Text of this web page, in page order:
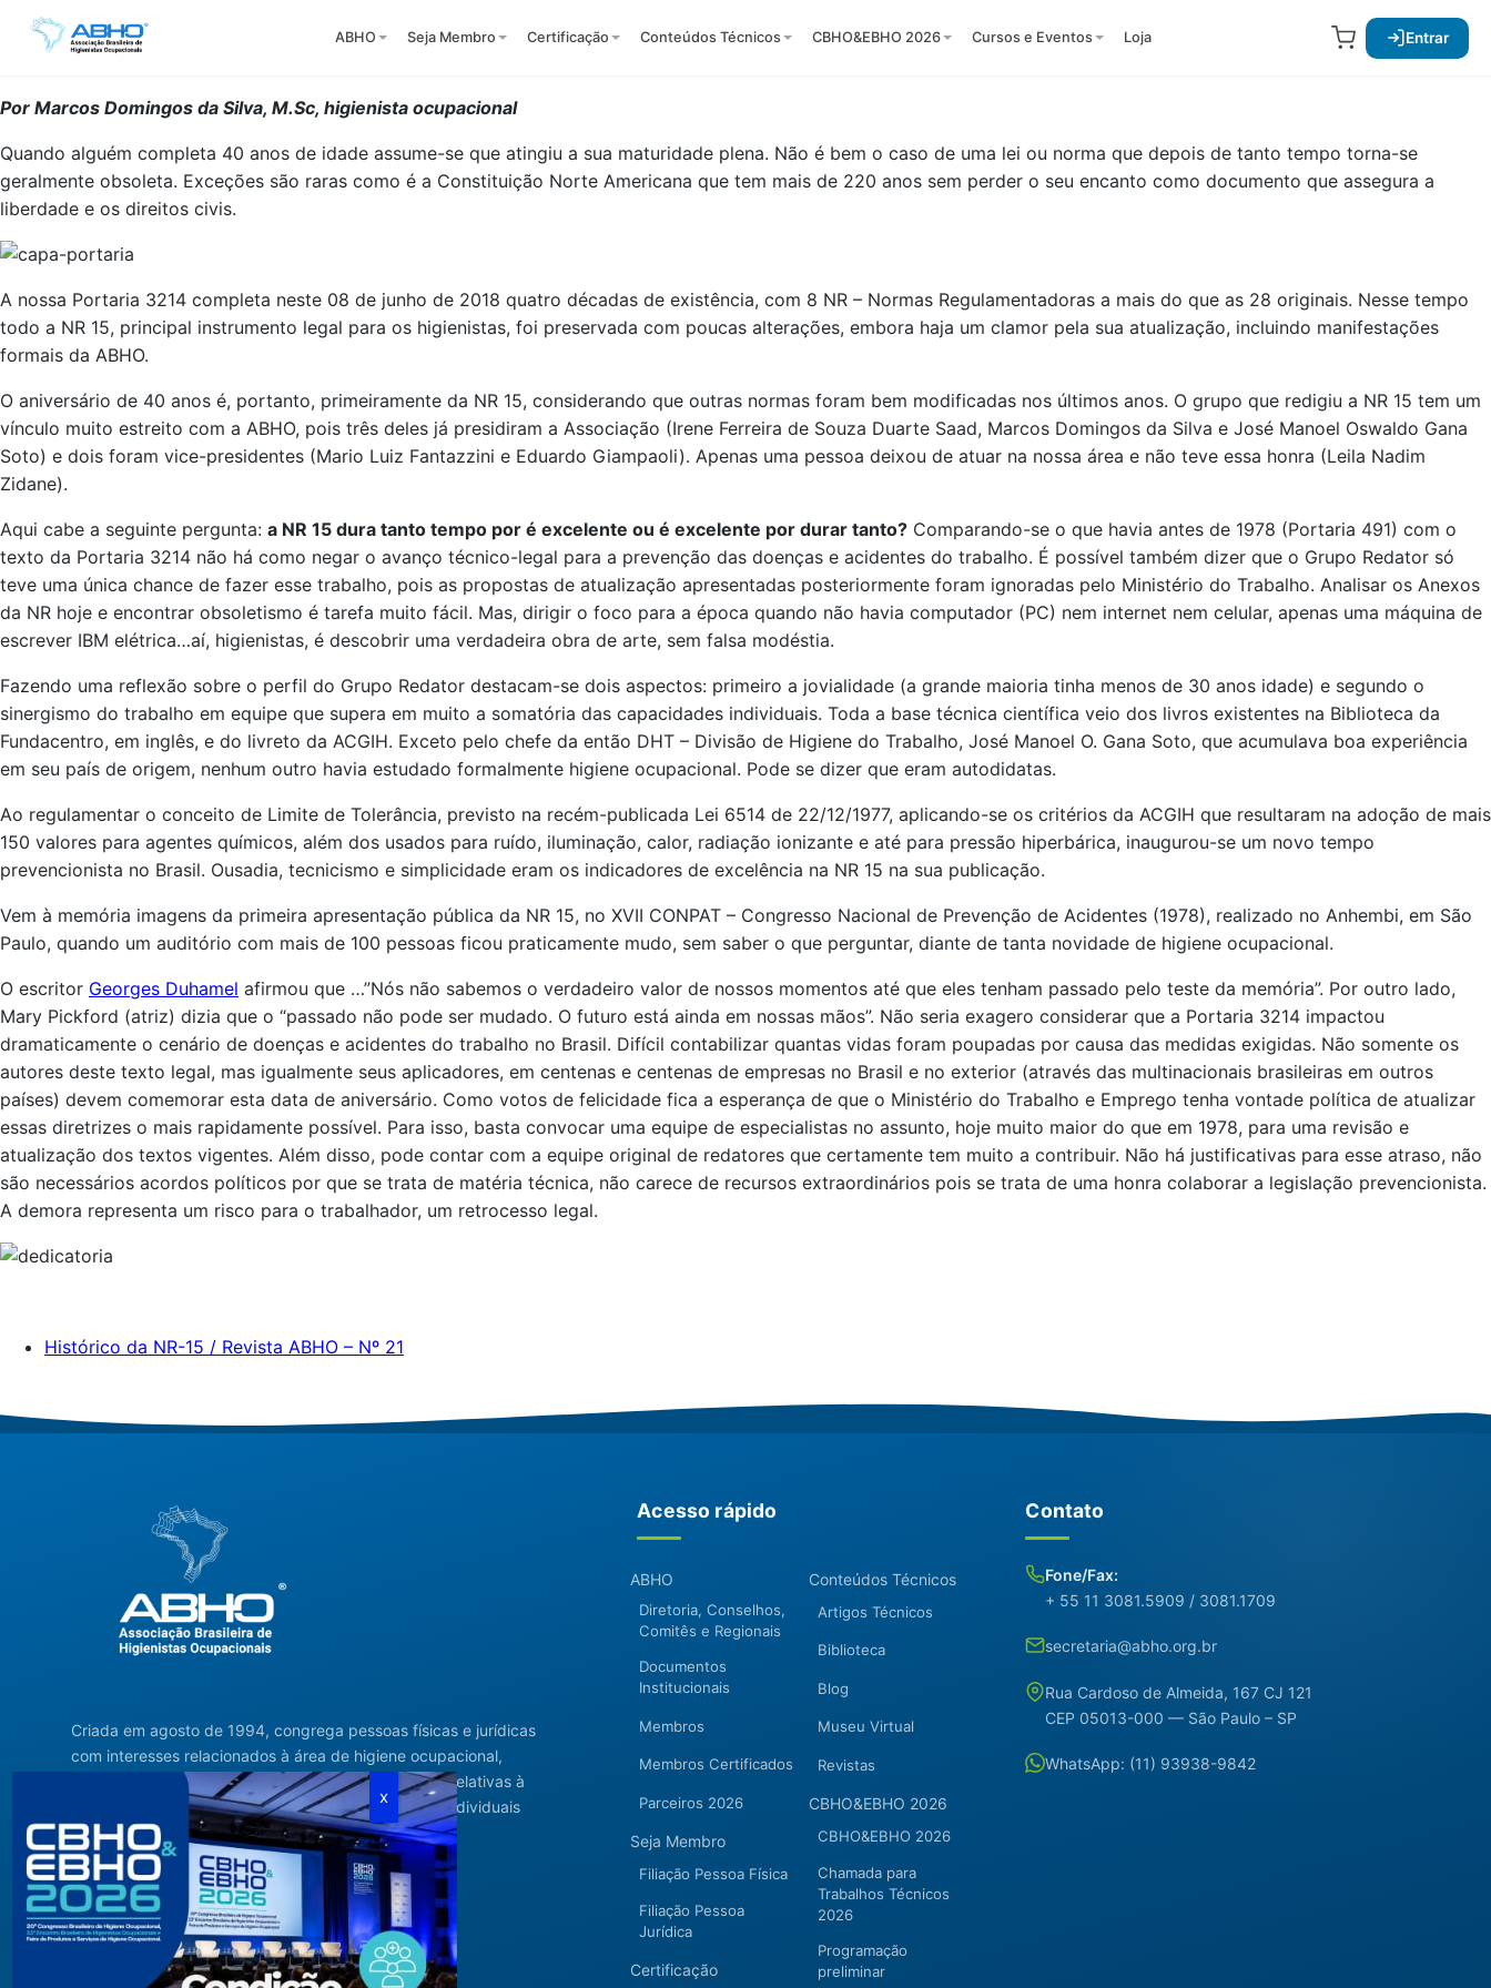
ABHO Seja Membro Certificação Conteúdos Técnicos CBHO&EBHO 2026 Cursos e Eventos Loja Entrar
Por Marcos Domingos da Silva, M.Sc, higienista ocupacional
Quando alguém completa 40 anos de idade assume-se que atingiu a sua maturidade plena. Não é bem o caso de uma lei ou norma que depois de tanto tempo torna-se
geralmente obsoleta. Exceções são raras como é a Constituição Norte Americana que tem mais de 220 anos sem perder o seu encanto como documento que assegura a
liberdade e os direitos civis.
A nossa Portaria 3214 completa neste 08 de junho de 2018 quatro décadas de existência, com 8 NR – Normas Regulamentadoras a mais do que as 28 originais. Nesse tempo
todo a NR 15, principal instrumento legal para os higienistas, foi preservada com poucas alterações, embora haja um clamor pela sua atualização, incluindo manifestações
formais da ABHO.
O aniversário de 40 anos é, portanto, primeiramente da NR 15, considerando que outras normas foram bem modificadas nos últimos anos. O grupo que redigiu a NR 15 tem um
vínculo muito estreito com a ABHO, pois três deles já presidiram a Associação (Irene Ferreira de Souza Duarte Saad, Marcos Domingos da Silva e José Manoel Oswaldo Gana
Soto) e dois foram vice-presidentes (Mario Luiz Fantazzini e Eduardo Giampaoli). Apenas uma pessoa deixou de atuar na nossa área e não teve essa honra (Leila Nadim
Zidane).
Aqui cabe a seguinte pergunta: a NR 15 dura tanto tempo por é excelente ou é excelente por durar tanto? Comparando-se o que havia antes de 1978 (Portaria 491) com o
texto da Portaria 3214 não há como negar o avanço técnico-legal para a prevenção das doenças e acidentes do trabalho. É possível também dizer que o Grupo Redator só
teve uma única chance de fazer esse trabalho, pois as propostas de atualização apresentadas posteriormente foram ignoradas pelo Ministério do Trabalho. Analisar os Anexos
da NR hoje e encontrar obsoletismo é tarefa muito fácil. Mas, dirigir o foco para a época quando não havia computador (PC) nem internet nem celular, apenas uma máquina de
escrever IBM elétrica…aí, higienistas, é descobrir uma verdadeira obra de arte, sem falsa modéstia.
Fazendo uma reflexão sobre o perfil do Grupo Redator destacam-se dois aspectos: primeiro a jovialidade (a grande maioria tinha menos de 30 anos idade) e segundo o
sinergismo do trabalho em equipe que supera em muito a somatória das capacidades individuais. Toda a base técnica científica veio dos livros existentes na Biblioteca da
Fundacentro, em inglês, e do livreto da ACGIH. Exceto pelo chefe da então DHT – Divisão de Higiene do Trabalho, José Manoel O. Gana Soto, que acumulava boa experiência
em seu país de origem, nenhum outro havia estudado formalmente higiene ocupacional. Pode se dizer que eram autodidatas.
Ao regulamentar o conceito de Limite de Tolerância, previsto na recém-publicada Lei 6514 de 22/12/1977, aplicando-se os critérios da ACGIH que resultaram na adoção de mais
150 valores para agentes químicos, além dos usados para ruído, iluminação, calor, radiação ionizante e até para pressão hiperbárica, inaugurou-se um novo tempo
prevencionista no Brasil. Ousadia, tecnicismo e simplicidade eram os indicadores de excelência na NR 15 na sua publicação.
Vem à memória imagens da primeira apresentação pública da NR 15, no XVII CONPAT – Congresso Nacional de Prevenção de Acidentes (1978), realizado no Anhembi, em São
Paulo, quando um auditório com mais de 100 pessoas ficou praticamente mudo, sem saber o que perguntar, diante de tanta novidade de higiene ocupacional.
O escritor Georges Duhamel afirmou que …”Nós não sabemos o verdadeiro valor de nossos momentos até que eles tenham passado pelo teste da memória”. Por outro lado,
Mary Pickford (atriz) dizia que o “passado não pode ser mudado. O futuro está ainda em nossas mãos”. Não seria exagero considerar que a Portaria 3214 impactou
dramaticamente o cenário de doenças e acidentes do trabalho no Brasil. Difícil contabilizar quantas vidas foram poupadas por causa das medidas exigidas. Não somente os
autores deste texto legal, mas igualmente seus aplicadores, em centenas e centenas de empresas no Brasil e no exterior (através das multinacionais brasileiras em outros
países) devem comemorar esta data de aniversário. Como votos de felicidade fica a esperança de que o Ministério do Trabalho e Emprego tenha vontade política de atualizar
essas diretrizes o mais rapidamente possível. Para isso, basta convocar uma equipe de especialistas no assunto, hoje muito maior do que em 1978, para uma revisão e
atualização dos textos vigentes. Além disso, pode contar com a equipe original de redatores que certamente tem muito a contribuir. Não há justificativas para esse atraso, não
são necessários acordos políticos por que se trata de matéria técnica, não carece de recursos extraordinários pois se trata de uma honra colaborar a legislação prevencionista.
A demora representa um risco para o trabalhador, um retrocesso legal.
Histórico da NR-15 / Revista ABHO – Nº 21
Criada em agosto de 1994, congrega pessoas físicas e jurídicas
com interesses relacionados à área de higiene ocupacional,
tendo sido constituída para fins de estudos e ações relativas à
higiene ocupacional e representação de interesses individuais
ou coletivos dos higienistas.
Acompanhe-nos em nossas redes sociais!
Acesso rápido
ABHO
Diretoria, Conselhos,
Comitês e Regionais
Documentos
Institucionais
Membros
Membros Certificados
Parceiros 2026
Seja Membro
Filiação Pessoa Física
Filiação Pessoa
Jurídica
Certificação
Conteúdos Técnicos
Artigos Técnicos
Biblioteca
Blog
Museu Virtual
Revistas
CBHO&EBHO 2026
CBHO&EBHO 2026
Chamada para
Trabalhos Técnicos
2026
Programação
preliminar
Contato
Fone/Fax:
+ 55 11 3081.5909 / 3081.1709
secretaria@abho.org.br
Rua Cardoso de Almeida, 167 CJ 121
CEP 05013-000 — São Paulo – SP
WhatsApp: (11) 93938-9842